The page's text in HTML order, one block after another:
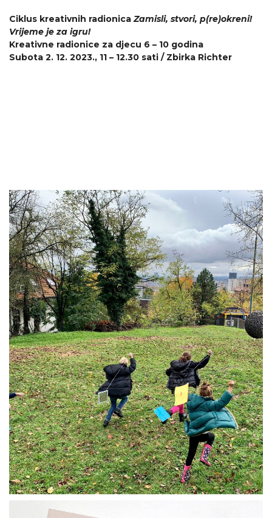
Ciklus kreativnih radionicaZamisli, stvori, p(re)okreni!
Vrijeme je za igru!
Kreativne radionice za djecu 6 – 10 godina
Subota 2. 12. 2023., 11 – 12.30 sati / Zbirka Richter